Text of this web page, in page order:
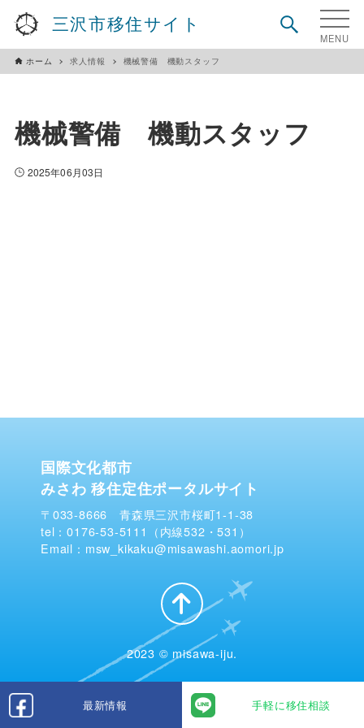
三沢市移住サイト
最新情報 手軽に移住相談
ホーム 求人情報 機械警備 機動スタッフ
機械警備 機動スタッフ
2025年06月03日
国際文化都市
みさわ 移住定住ポータルサイト
〒033-8666 青森県三沢市桜町1-1-38
tel：0176-53-5111（内線532・531）
Email：msw_kikaku@misawashi.aomori.jp
2023 © misawa-iju.